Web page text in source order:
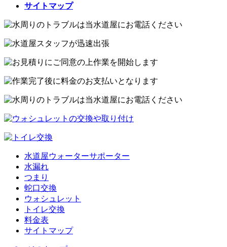
サイトマップ
水道屋ウォーターサポーター
水漏れ
つまり
蛇口交換
ウォシュレット
トイレ交換
料金表
サイトマップ